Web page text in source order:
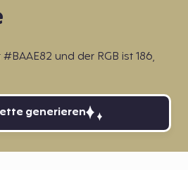
und der RGB ist 186,
generieren